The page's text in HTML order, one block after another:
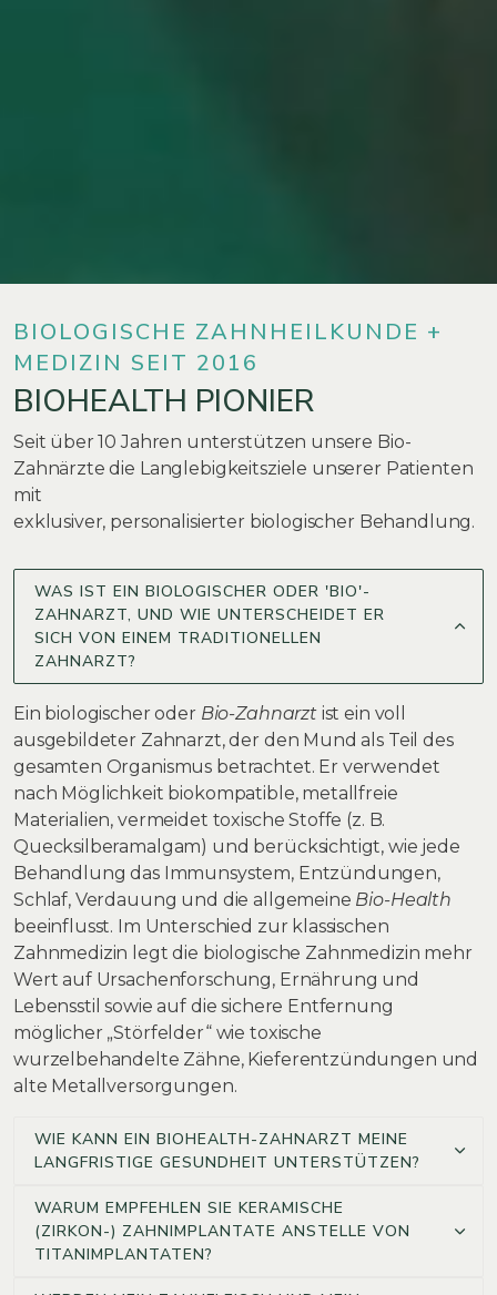
BIOLOGISCHE ZAHNHEILKUNDE +
MEDIZIN SEIT 2016
BIOHEALTH PIONIER
Seit über 10 Jahren unterstützen unsere Bio-
Zahnärzte die Langlebigkeitsziele unserer Patienten
mit
exklusiver, personalisierter biologischer Behandlung.
WAS IST EIN BIOLOGISCHER ODER 'BIO'-
ZAHNARZT, UND WIE UNTERSCHEIDET ER
SICH VON EINEM TRADITIONELLEN
ZAHNARZT?
Ein biologischer oder Bio-Zahnarztist ein voll
ausgebildeter Zahnarzt, der den Mund als Teil des
gesamten Organismus betrachtet. Er verwendet
nach Möglichkeit biokompatible, metallfreie
Materialien, vermeidet toxische Stoffe (z. B.
Quecksilberamalgam) und berücksichtigt, wie jede
Behandlung das Immunsystem, Entzündungen,
Schlaf, Verdauung und die allgemeine Bio-Health
beeinflusst. Im Unterschied zur klassischen
Zahnmedizin legt die biologische Zahnmedizin mehr
Wert auf Ursachenforschung, Ernährung und
Lebensstil sowie auf die sichere Entfernung
möglicher „Störfelder“ wie toxische
wurzelbehandelte Zähne, Kieferentzündungen und
alte Metallversorgungen.
WIE KANN EIN BIOHEALTH-ZAHNARZT MEINE
LANGFRISTIGE GESUNDHEIT UNTERSTÜTZEN?
WARUM EMPFEHLEN SIE KERAMISCHE
(ZIRKON-) ZAHNIMPLANTATE ANSTELLE VON
TITANIMPLANTATEN?